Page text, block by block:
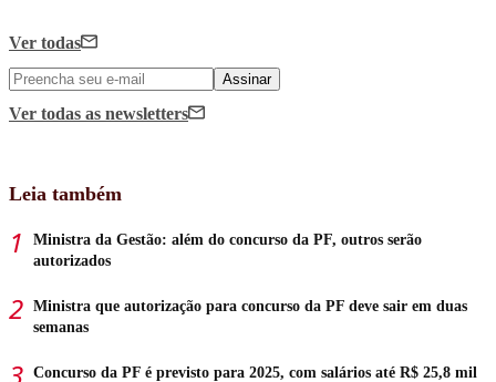
Ver todas
Assinar
Ver todas as newsletters
Leia também
Ministra da Gestão: além do concurso da PF, outros serão
autorizados
Ministra que autorização para concurso da PF deve sair em duas
semanas
Concurso da PF é previsto para 2025, com salários até R$ 25,8 mil